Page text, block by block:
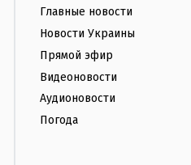
Главные новости
Новости Украины
Прямой эфир
Видеоновости
Аудионовости
Погода